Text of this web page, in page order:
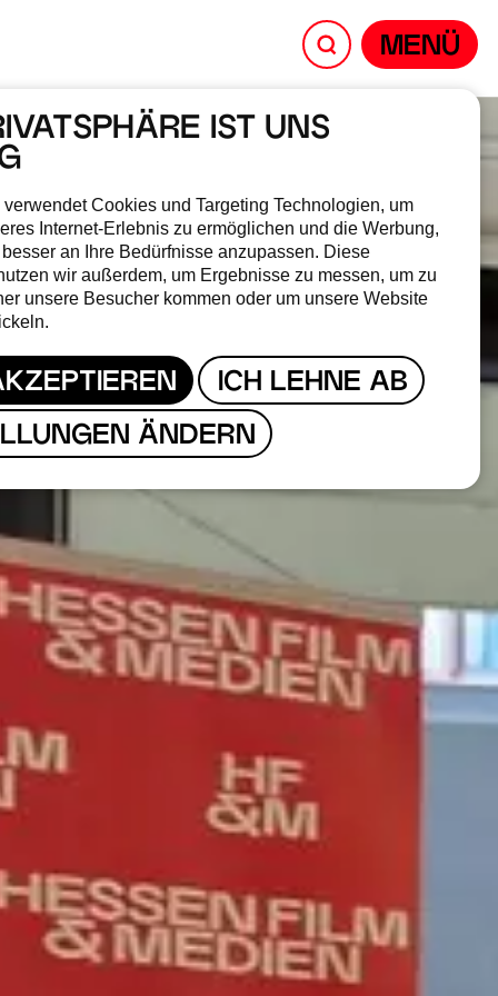
IST UNS
Cookies und Targeting Technologien, um
Internet-Erlebnis zu ermöglichen und die Werbung,
an Ihre Bedürfnisse anzupassen. Diese
wir außerdem, um Ergebnisse zu messen, um zu
unsere Besucher kommen oder um unsere Website
ICH LEHNE AB
ÄNDERN
MENÜ